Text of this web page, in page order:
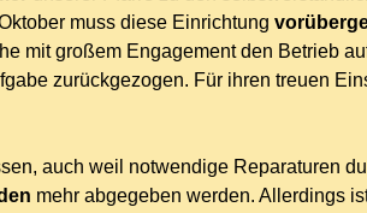
muss diese Einrichtung
mit großem Engagement den Betrieb
zurückgezogen. Für ihren treuen
auch weil notwendige Reparaturen
mehr abgegeben werden. Allerdings